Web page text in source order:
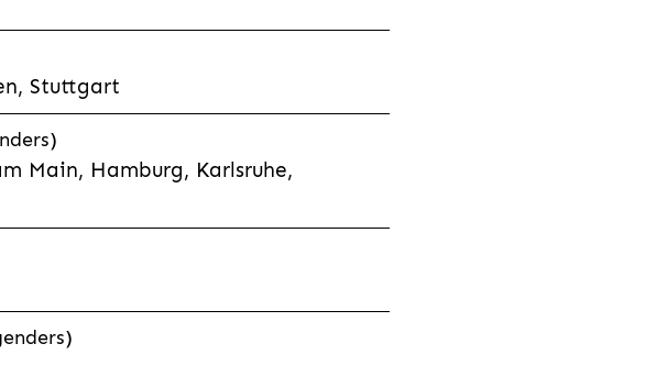
Stuttgart
Main, Hamburg, Karlsruhe,